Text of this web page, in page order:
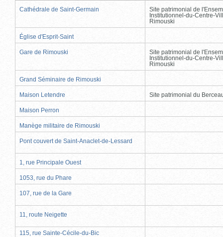
Cathédrale de Saint-Germain
Site patrimonial de
Institutionnel-du-Centre-
Rimouski
Église d'Esprit-Saint
Gare de Rimouski
Site patrimonial de
Institutionnel-du-Centre-
Rimouski
Grand Séminaire de Rimouski
Maison Letendre Site patrimonial du
Maison Perron
Manège militaire de Rimouski
Pont couvert de Saint-Anaclet-de-Lessard
1, rue Principale Ouest
1053, rue du Phare
107, rue de la Gare
11, route Neigette
115, rue Sainte-Cécile-du-Bic